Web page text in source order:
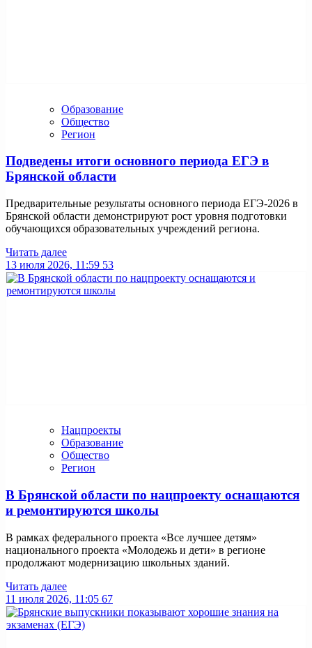
Образование
Общество
Регион
Подведены итоги основного периода ЕГЭ в
Брянской области
Предварительные результаты основного периода ЕГЭ-2026 в
Брянской области демонстрируют рост уровня подготовки
обучающихся образовательных учреждений региона.
Читать далее
13 июля 2026, 11:59 53
Нацпроекты
Образование
Общество
Регион
В Брянской области по нацпроекту оснащаются
и ремонтируются школы
В рамках федерального проекта «Все лучшее детям»
национального проекта «Молодежь и дети» в регионе
продолжают модернизацию школьных зданий.
Читать далее
11 июля 2026, 11:05 67